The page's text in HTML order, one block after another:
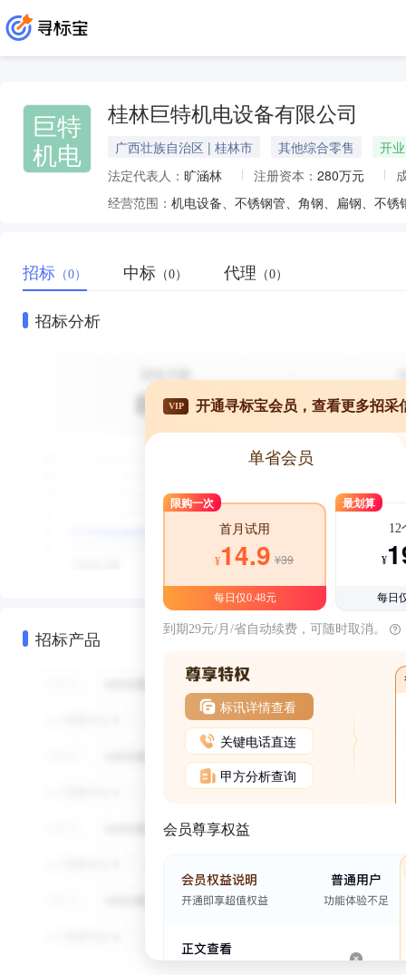
巨特
机电
桂林巨特机电设备有限公司
广西壮族自治区 | 桂林市 其他综合零售
开业
法定代表人： 旷涵林 注册资本： 280万元
经营范围：
招标 （0） 中标 （0） 代理 （0）
招标分析
招标产品
VIP 开通寻标宝会员，查看更多招采
单省会员
限购一次
首月试用
¥14.9 ¥39
每日仅0.48元
最划算
12
¥
每日
到期29元/月/省自动续费，可随时取消。
标讯详情查看
关键电话直连
甲方分析查询
会员尊享权益